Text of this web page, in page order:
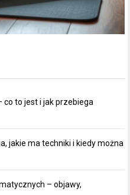
to jest i jak przebiega
jakie ma techniki i kiedy można
– objawy,